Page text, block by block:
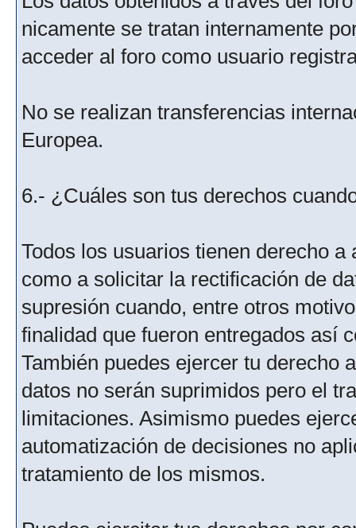
nicamente se tratan internamente
acceder al foro como usuario
No se realizan transferencias
Europea.
6.- ¿Cuáles son tus derechos
Todos los usuarios tienen derecho
como a solicitar la rectificación de
supresión cuando, entre otros
finalidad que fueron entregados así
También puedes ejercer tu derecho
datos no serán suprimidos pero el
limitaciones. Asimismo puedes
automatización de decisiones no
tratamiento de los mismos.